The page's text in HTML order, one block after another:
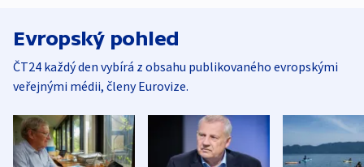
Evropský pohled
ČT24 každý den vybírá z obsahu publikovaného evropskými
veřejnými médii, členy Eurovize.